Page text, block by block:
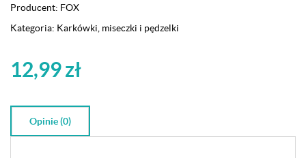
z
Fox
Straw
-
Producent: FOX
Kategoria: Karkówki, miseczki i pędzelki
12,99zł
Opinie (0)